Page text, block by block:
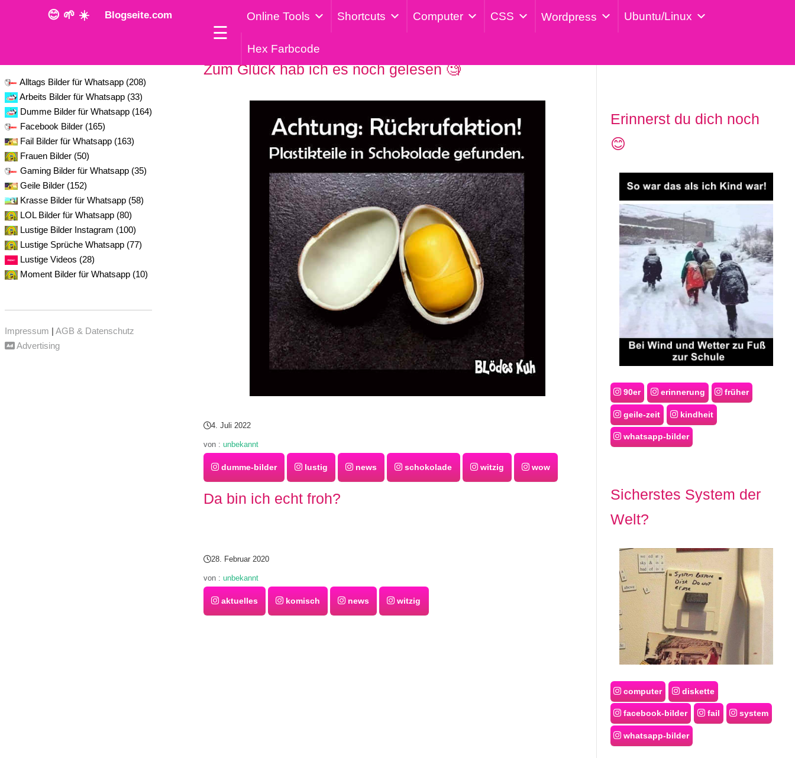
😊 🌱 ☀️ Blogseite.com
☰
Online Tools Shortcuts Computer CSS Wordpress Ubuntu/Linux
Hex Farbcode
Alltags Bilder für Whatsapp (208)
Arbeits Bilder für Whatsapp (33)
Dumme Bilder für Whatsapp (164)
Facebook Bilder (165)
Fail Bilder für Whatsapp (163)
Frauen Bilder (50)
Gaming Bilder für Whatsapp (35)
Geile Bilder (152)
Krasse Bilder für Whatsapp (58)
LOL Bilder für Whatsapp (80)
Lustige Bilder Instagram (100)
Lustige Sprüche Whatsapp (77)
Lustige Videos (28)
Moment Bilder für Whatsapp (10)
Impressum | AGB & Datenschutz
Advertising
Zum Glück hab ich es noch gelesen 🧐
4. Juli 2022
von : unbekannt
dumme-bilder lustig news schokolade witzig wow
Da bin ich echt froh?
28. Februar 2020
von : unbekannt
aktuelles komisch news witzig
Erinnerst du dich noch
😊
90er erinnerung früher
geile-zeit kindheit
whatsapp-bilder
Sicherstes System der
Welt?
computer diskette
facebook-bilder fail system
whatsapp-bilder